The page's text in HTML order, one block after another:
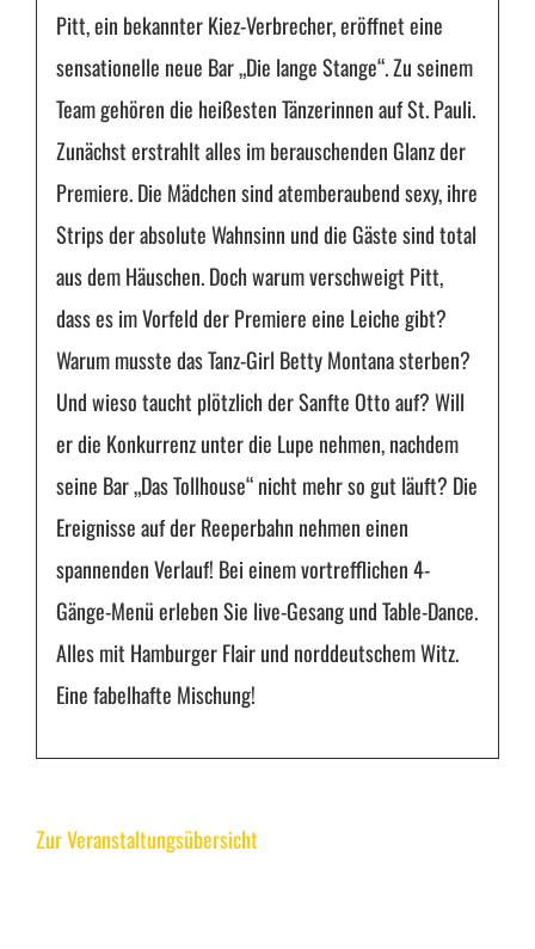
Pitt, ein bekannter Kiez-Verbrecher, eröffnet eine
sensationelle neue Bar „Die lange Stange“. Zu seinem
Team gehören die heißesten Tänzerinnen auf St. Pauli.
Zunächst erstrahlt alles im berauschenden Glanz der
Premiere. Die Mädchen sind atemberaubend sexy, ihre
Strips der absolute Wahnsinn und die Gäste sind total
aus dem Häuschen. Doch warum verschweigt Pitt,
dass es im Vorfeld der Premiere eine Leiche gibt?
Warum musste das Tanz-Girl Betty Montana sterben?
Und wieso taucht plötzlich der Sanfte Otto auf? Will
er die Konkurrenz unter die Lupe nehmen, nachdem
seine Bar „Das Tollhouse“ nicht mehr so gut läuft? Die
Ereignisse auf der Reeperbahn nehmen einen
spannenden Verlauf! Bei einem vortrefflichen 4-
Gänge-Menü erleben Sie live-Gesang und Table-Dance.
Alles mit Hamburger Flair und norddeutschem Witz.
Eine fabelhafte Mischung!
Zur Veranstaltungsübersicht